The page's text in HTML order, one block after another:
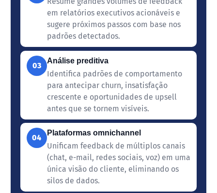
em relatórios executivos acionáveis e
sugere próximos passos com base nos
padrões detectados.
03
Análise preditiva
Identifica padrões de comportamento
para antecipar churn, insatisfação
crescente e oportunidades de upsell
antes que se tornem visíveis.
04
Plataformas omnichannel
Unificam feedback de múltiplos canais
(chat, e-mail, redes sociais, voz) em uma
única visão do cliente, eliminando os
silos de dados.